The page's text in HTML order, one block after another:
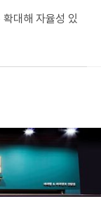
대해 자율성 있